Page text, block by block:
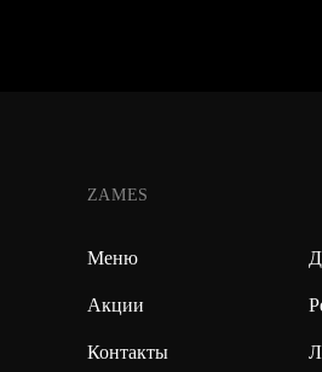
ZAMES
Меню
Акции
Контакты